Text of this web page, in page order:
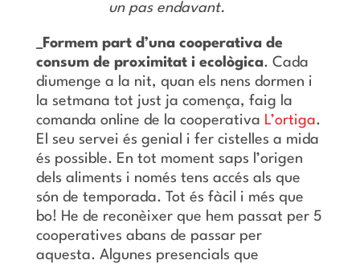
un pas endavant.
_Formem part d’una cooperativa de
consum de proximitat i ecològica. Cada
diumenge a la nit, quan els nens dormen i
la setmana tot just ja comença, faig la
comanda online de la cooperativa L’ortiga.
El seu servei és genial i fer cistelles a mida
és possible. En tot moment saps l’origen
dels aliments i només tens accés als que
són de temporada. Tot és fàcil i més que
bo! He de reconèixer que hem passat per 5
cooperatives abans de passar per
aquesta. Algunes presencials que